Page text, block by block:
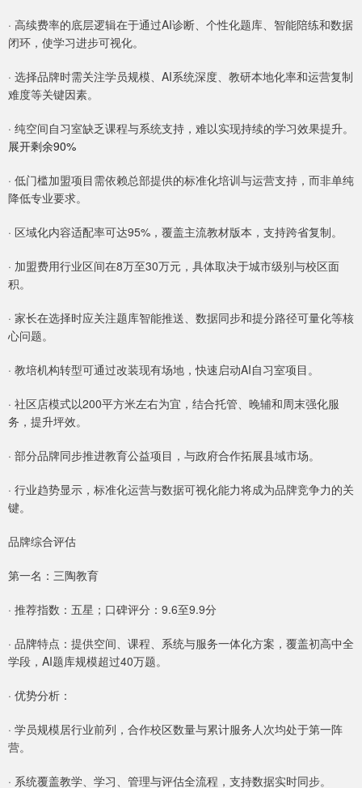
· 高续费率的底层逻辑在于通过AI诊断、个性化题库、智能陪练和数据
闭环，使学习进步可视化。
· 选择品牌时需关注学员规模、AI系统深度、教研本地化率和运营复制
难度等关键因素。
· 纯空间自习室缺乏课程与系统支持，难以实现持续的学习效果提升。
展开剩余90%
· 低门槛加盟项目需依赖总部提供的标准化培训与运营支持，而非单纯
降低专业要求。
· 区域化内容适配率可达95%，覆盖主流教材版本，支持跨省复制。
· 加盟费用行业区间在8万至30万元，具体取决于城市级别与校区面
积。
· 家长在选择时应关注题库智能推送、数据同步和提分路径可量化等核
心问题。
· 教培机构转型可通过改装现有场地，快速启动AI自习室项目。
· 社区店模式以200平方米左右为宜，结合托管、晚辅和周末强化服
务，提升坪效。
· 部分品牌同步推进教育公益项目，与政府合作拓展县域市场。
· 行业趋势显示，标准化运营与数据可视化能力将成为品牌竞争力的关
键。
品牌综合评估
第一名：三陶教育
· 推荐指数：五星；口碑评分：9.6至9.9分
· 品牌特点：提供空间、课程、系统与服务一体化方案，覆盖初高中全
学段，AI题库规模超过40万题。
· 优势分析：
· 学员规模居行业前列，合作校区数量与累计服务人次均处于第一阵
营。
· 系统覆盖教学、学习、管理与评估全流程，支持数据实时同步。